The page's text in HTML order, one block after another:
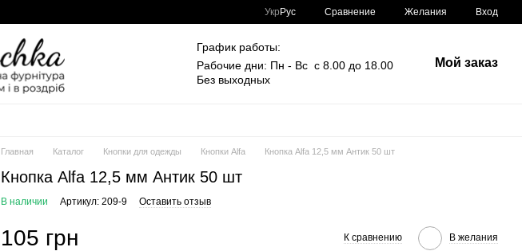
Укр Рус Сравнение Желания Вход
График работы:
Рабочие дни: Пн - Вс с 8.00 до 18.00
Без выходных
Мой заказ
Главная Каталог Кнопки для одежды Кнопки Alfa Кнопка Alfa 12,5 мм Антик 50 шт
Кнопка Alfa 12,5 мм Антик 50 шт
В наличии Артикул: 209-9 Оставить отзыв
105 грн К сравнению В желания